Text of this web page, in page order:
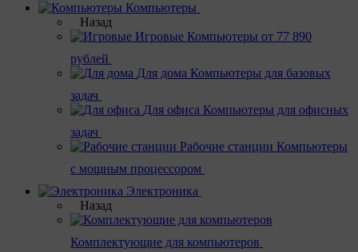
Компьютеры
Назад
Игровые Компьютеры от 77 890
рублей
Для дома Компьютеры для базовых
задач
Для офиса Компьютеры для офисных
задач
Рабочие станции Компьютеры
с мощным процессором
Электроника
Назад
Комплектующие для компьютеров